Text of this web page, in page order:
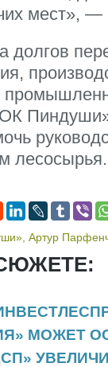
мест», —
долгов
лесосырья.
Артур
МОЖЕТ